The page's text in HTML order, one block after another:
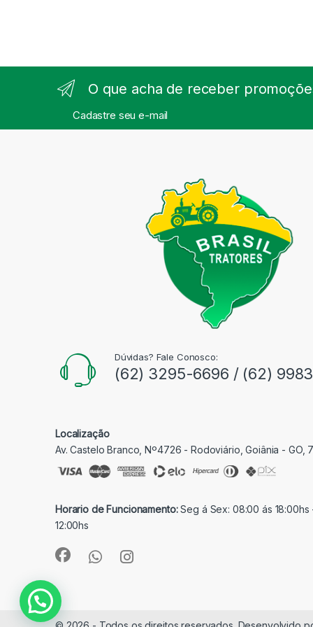
O que acha de receber
Cadastre seu e-mail
Dúvidas? Fale Conosco:
(62) 3295-6696 / (62)
Localização
Av. Castelo Branco, Nº4726 - Rodoviário, Goiânia - GO,
Horario de Funcionamento:Seg á Sex: 08:00 ás 18:00hs
12:00hs